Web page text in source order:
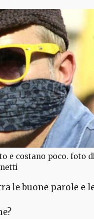
e costano poco. foto
le buone parole e